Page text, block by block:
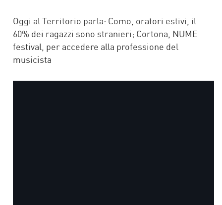
Oggi al Territorio parla: Como, oratori estivi, il
60% dei ragazzi sono stranieri; Cortona, NUME
festival, per accedere alla professione del
musicista